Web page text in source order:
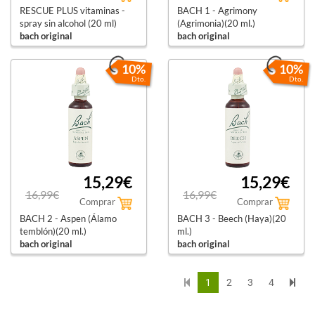
RESCUE PLUS vitaminas -
spray sin alcohol (20 ml)
bach original
BACH 1 - Agrimony
(Agrimonia)(20 ml.)
bach original
10%
Dto.
16,99€
15,29€
Comprar
BACH 2 - Aspen (Álamo
temblón)(20 ml.)
bach original
10%
Dto.
16,99€
15,29€
Comprar
BACH 3 - Beech (Haya)(20
ml.)
bach original
1 2 3 4